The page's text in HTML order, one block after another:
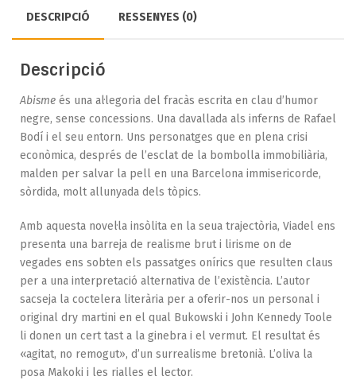
DESCRIPCIÓ RESSENYES (0)
Descripció
Abisme és una al·legoria del fracàs escrita en clau d’humor
negre, sense concessions. Una davallada als inferns de Rafael
Bodí i el seu entorn. Uns personatges que en plena crisi
econòmica, després de l’esclat de la bombolla immobiliària,
malden per salvar la pell en una Barcelona immisericorde,
sòrdida, molt allunyada dels tòpics.
Amb aquesta novel·la insòlita en la seua trajectòria, Viadel ens
presenta una barreja de realisme brut i lirisme on de
vegades ens sobten els passatges onírics que resulten claus
per a una interpretació alternativa de l’existència. L’autor
sacseja la coctelera literària per a oferir-nos un personal i
original dry martini en el qual Bukowski i John Kennedy Toole
li donen un cert tast a la ginebra i el vermut. El resultat és
«agitat, no remogut», d’un surrealisme bretonià. L’oliva la
posa Makoki i les rialles el lector.